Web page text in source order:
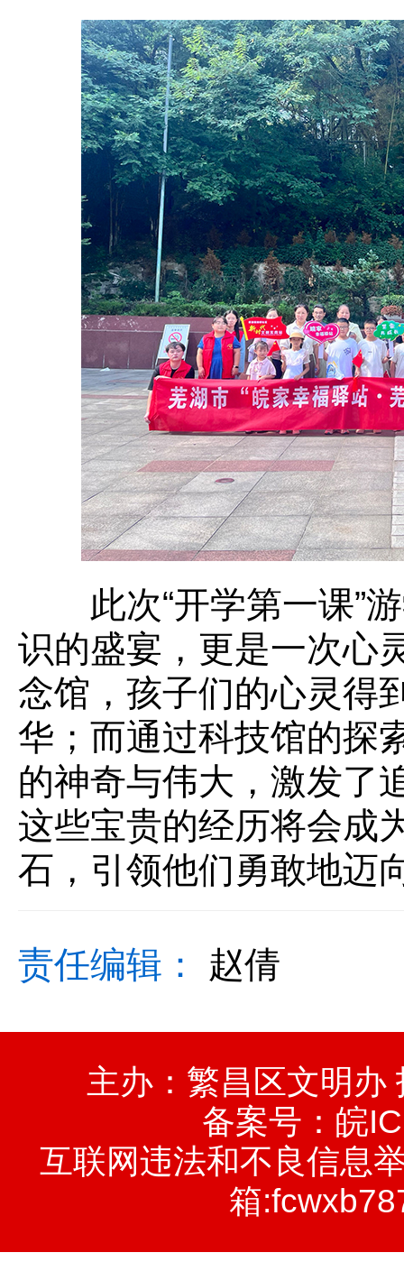
此次“开学第一课”游
识的盛宴，更是一次心
念馆，孩子们的心灵得
华；而通过科技馆的探
的神奇与伟大，激发了
这些宝贵的经历将会成
石，引领他们勇敢地迈
责任编辑： 赵倩
主办：繁昌区文明办
备案号： 皖
互联网违法和不良信息
箱